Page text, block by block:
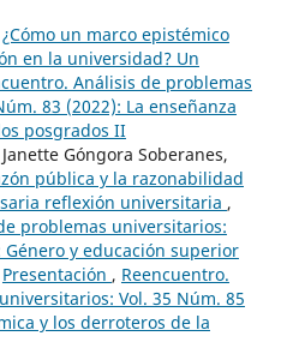
¿Cómo un marco epistémico
en la universidad? Un
Análisis de problemas
83 (2022): La enseñanza
posgrados II
Góngora Soberanes,
pública y la razonabilidad
reflexión universitaria ,
problemas universitarios:
Género y educación superior
Presentación , Reencuentro.
Vol. 35 Núm. 85
y los derroteros de la